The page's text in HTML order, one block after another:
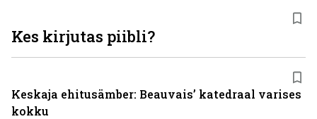
Kes kirjutas piibli?
Keskaja ehitusämber: Beauvais’ katedraal varises
kokku